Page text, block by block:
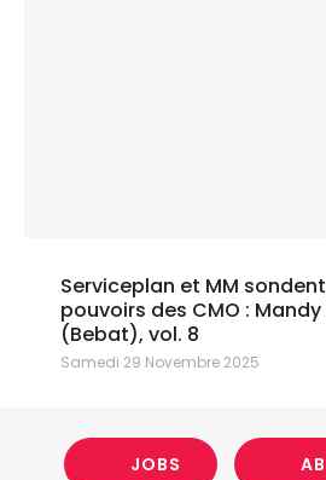
Serviceplan et MM
pouvoirs des CMO : Mandy
(Bebat), vol. 8
Samedi 29 Novembre 2025
JOBS